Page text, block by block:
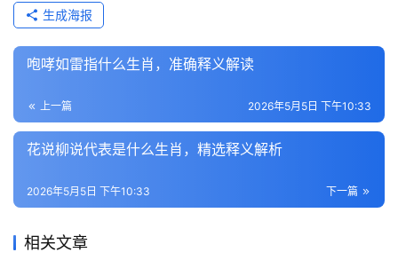
生成海报
咆哮如雷指什么生肖，准确释义解读
上一篇 2026年5月5日 下午10:33
花说柳说代表是什么生肖，精选释义解析
下一篇
2026年5月5日 下午10:33
相关文章